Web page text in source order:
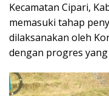
Kecamatan Cipari,
memasuki tahap
dilaksanakan oleh
dengan progres